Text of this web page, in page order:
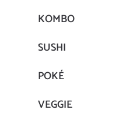
KOMBO
SUSHI
POKÉ
VEGGIE